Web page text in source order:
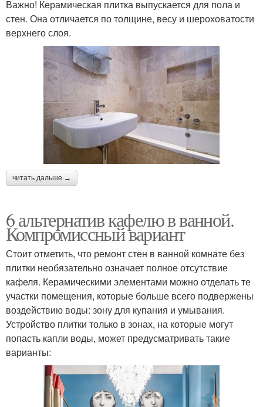
Важно! Керамическая плитка выпускается для пола и
стен. Она отличается по толщине, весу и шероховатости
верхнего слоя.
читать дальше →
6 альтернатив кафелю в ванной.
Компромиссный вариант
Стоит отметить, что ремонт стен в ванной комнате без
плитки необязательно означает полное отсутствие
кафеля. Керамическими элементами можно отделать те
участки помещения, которые больше всего подвержены
воздействию воды: зону для купания и умывания.
Устройство плитки только в зонах, на которые могут
попасть капли воды, может предусматривать такие
варианты: